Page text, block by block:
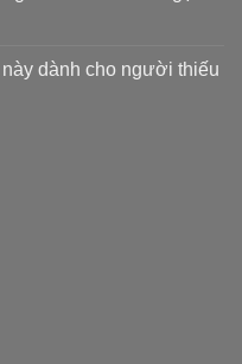
dành cho người thiếu